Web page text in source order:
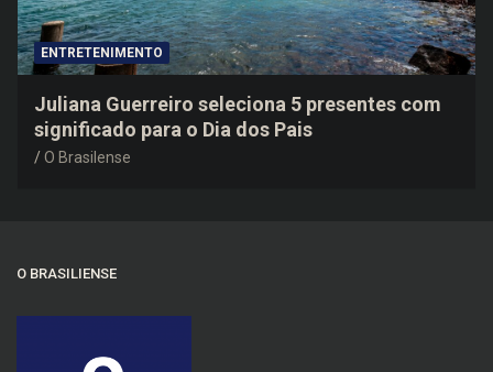
ENTRETENIMENTO
Juliana Guerreiro seleciona 5 presentes com
significado para o Dia dos Pais
O Brasilense
O BRASILIENSE